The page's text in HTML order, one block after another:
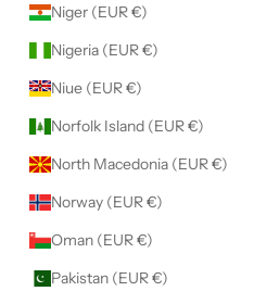
Niger (EUR €)
Nigeria (EUR €)
Niue (EUR €)
Norfolk Island (EUR €)
North Macedonia (EUR €)
Norway (EUR €)
Oman (EUR €)
Pakistan (EUR €)